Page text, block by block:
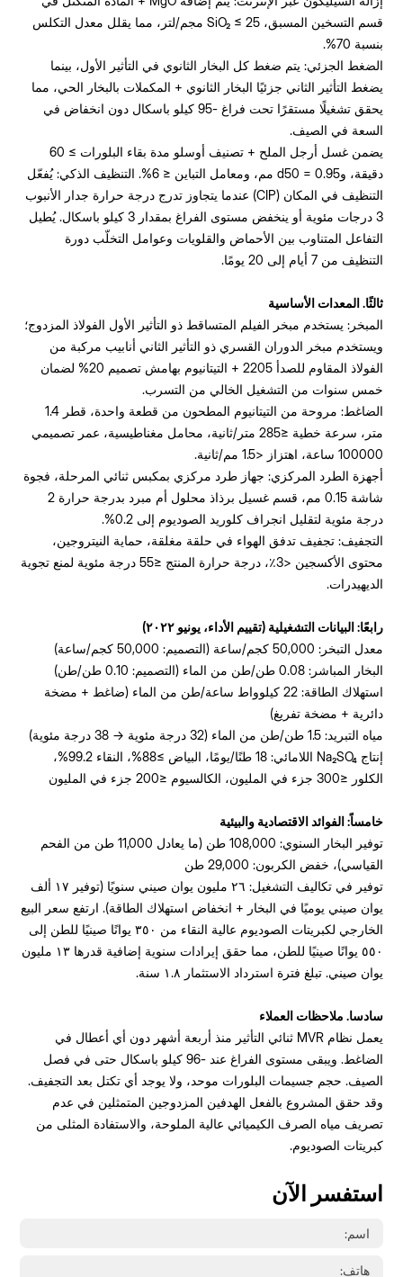
قسم التسخين المسبق، SiO₂ ≤ 25 مجم/لتر، مما يقلل معدل التكلس
بنسبة 70%.
الضغط الجزئي: يتم ضغط كل البخار الثانوي في التأثير الأول، بينما
يضغط التأثير الثاني جزئيًا البخار الثانوي + المكملات بالبخار الحي، مما
يحقق تشغيلًا مستقرًا تحت فراغ -95 كيلو باسكال دون انخفاض في
السعة في الصيف.
يضمن غسل أرجل الملح + تصنيف أوسلو مدة بقاء البلورات ≥ 60
دقيقة، وd50 = 0.95 مم، ومعامل التباين ≤ 6%. التنظيف الذكي: يُفعّل
التنظيف في المكان (CIP) عندما يتجاوز تدرج درجة حرارة جدار الأنبوب
3 درجات مئوية أو ينخفض مستوى الفراغ بمقدار 3 كيلو باسكال. يُطيل
التفاعل المتناوب بين الأحماض والقلويات وعوامل التخلّب دورة
التنظيف من 7 أيام إلى 20 يومًا.
ثالثًا. المعدات الأساسية
المبخر: يستخدم مبخر الفيلم المتساقط ذو التأثير الأول الفولاذ المزدوج؛
ويستخدم مبخر الدوران القسري ذو التأثير الثاني أنابيب مركبة من
الفولاذ المقاوم للصدأ 2205 + التيتانيوم بهامش تصميم 20% لضمان
خمس سنوات من التشغيل الخالي من التسرب.
الضاغط: مروحة من التيتانيوم المطحون من قطعة واحدة، قطر 1.4
متر، سرعة خطية ≤285 متر/ثانية، محامل مغناطيسية، عمر تصميمي
100000 ساعة، اهتزاز <1.5 مم/ثانية.
أجهزة الطرد المركزي: جهاز طرد مركزي بمكبس ثنائي المرحلة، فجوة
شاشة 0.15 مم، قسم غسيل برذاذ محلول أم مبرد بدرجة حرارة 2
درجة مئوية لتقليل انجراف كلوريد الصوديوم إلى 0.2%.
التجفيف: تجفيف تدفق الهواء في حلقة مغلقة، حماية النيتروجين،
محتوى الأكسجين <3٪، درجة حرارة المنتج ≤55 درجة مئوية لمنع تجوية
الديهيدرات.
رابعًا: البيانات التشغيلية (تقييم الأداء، يونيو ٢٠٢٢)
معدل التبخر: 50,000 كجم/ساعة (التصميم: 50,000 كجم/ساعة)
البخار المباشر: 0.08 طن/طن من الماء (التصميم: 0.10 طن/طن)
استهلاك الطاقة: 22 كيلوواط ساعة/طن من الماء (ضاغط + مضخة
دائرية + مضخة تفريغ)
مياه التبريد: 1.5 طن/طن من الماء (32 درجة مئوية → 38 درجة مئوية)
إنتاج Na₂SO₄ اللامائي: 18 طنًا/يومًا، البياض ≥88%، النقاء 99.2%،
الكلور ≤300 جزء في المليون، الكالسيوم ≤200 جزء في المليون
خامساً: الفوائد الاقتصادية والبيئية
توفير البخار السنوي: 108,000 طن (ما يعادل 11,000 طن من الفحم
القياسي)، خفض الكربون: 29,000 طن
توفير في تكاليف التشغيل: ٢٦ مليون يوان صيني سنويًا (توفير ١٧ ألف
يوان صيني يوميًا في البخار + انخفاض استهلاك الطاقة). ارتفع سعر البيع
الخارجي لكبريتات الصوديوم عالية النقاء من ٣٥٠ يوانًا صينيًا للطن إلى
٥٥٠ يوانًا صينيًا للطن، مما حقق إيرادات سنوية إضافية قدرها ١٣ مليون
يوان صيني. تبلغ فترة استرداد الاستثمار ١.٨ سنة.
سادسا. ملاحظات العملاء
يعمل نظام MVR ثنائي التأثير منذ أربعة أشهر دون أي أعطال في
الضاغط. ويبقى مستوى الفراغ عند -96 كيلو باسكال حتى في فصل
الصيف. حجم جسيمات البلورات موحد، ولا يوجد أي تكتل بعد التجفيف.
وقد حقق المشروع بالفعل الهدفين المزدوجين المتمثلين في عدم
تصريف مياه الصرف الكيميائي عالية الملوحة، والاستفادة المثلى من
كبريتات الصوديوم.
استفسر الآن